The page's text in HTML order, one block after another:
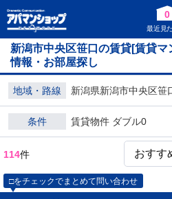
0
最近見
新潟市中央区笹口の賃貸[賃貸
情報・お部屋探し
地域・路線 新潟県新潟市中央区笹
条件 賃貸物件 ダブル0
114件
□をチェックでまとめて問い合わせ